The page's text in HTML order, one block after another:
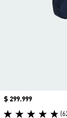
Precio
$ 299.999